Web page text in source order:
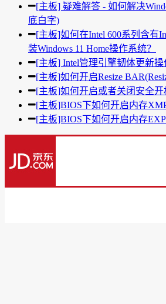
[主板] 疑难解答 - 如何解决
底白字)
[主板]如何在Intel 600系列含有
装Windows 11 Home操作系统？
[主板] Intel管理引擎韧体更新
[主板]如何开启Resize
[主板]如何开启或者关闭安全开
[主板]BIOS下如何开启内存
[主板]BIOS下如何开启内存